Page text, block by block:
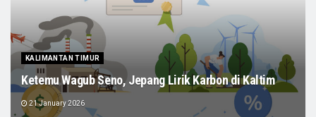
KALIMANTAN TIMUR
Ketemu Wagub Seno, Jepang Lirik Karbon di Kaltim
21 January 2026